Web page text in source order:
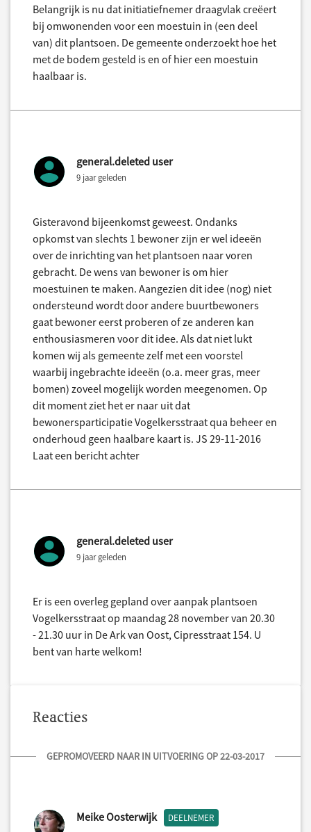
Belangrijk is nu dat initiatiefnemer draagvlak creëert
bij omwonenden voor een moestuin in (een deel
van) dit plantsoen. De gemeente onderzoekt hoe het
met de bodem gesteld is en of hier een moestuin
haalbaar is.
general.deleted user
9 jaar geleden
Gisteravond bijeenkomst geweest. Ondanks
opkomst van slechts 1 bewoner zijn er wel ideeën
over de inrichting van het plantsoen naar voren
gebracht. De wens van bewoner is om hier
moestuinen te maken. Aangezien dit idee (nog) niet
ondersteund wordt door andere buurtbewoners
gaat bewoner eerst proberen of ze anderen kan
enthousiasmeren voor dit idee. Als dat niet lukt
komen wij als gemeente zelf met een voorstel
waarbij ingebrachte ideeën (o.a. meer gras, meer
bomen) zoveel mogelijk worden meegenomen. Op
dit moment ziet het er naar uit dat
bewonersparticipatie Vogelkersstraat qua beheer en
onderhoud geen haalbare kaart is. JS 29-11-2016
Laat een bericht achter
general.deleted user
9 jaar geleden
Er is een overleg gepland over aanpak plantsoen
Vogelkersstraat op maandag 28 november van 20.30
- 21.30 uur in De Ark van Oost, Cipresstraat 154. U
bent van harte welkom!
Reacties
GEPROMOVEERD NAAR IN UITVOERING OP 22-03-2017
Meike Oosterwijk DEELNEMER